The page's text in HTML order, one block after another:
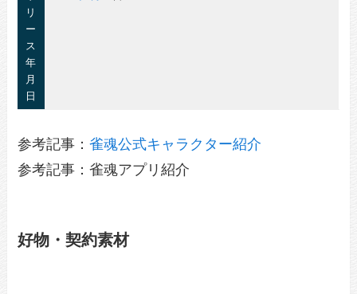
リ
ー
ス
年
月
日
参考記事：雀魂公式キャラクター紹介
参考記事：雀魂アプリ紹介
好物・契約素材